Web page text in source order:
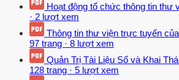
Hoạt động tổ chức thông tin thư
· 2 lượt xem
Thông tin thư viện trực tuyến
97 trang · 8 lượt xem
Quản Trị Tài Liệu Số và Khai
128 trang · 5 lượt xem